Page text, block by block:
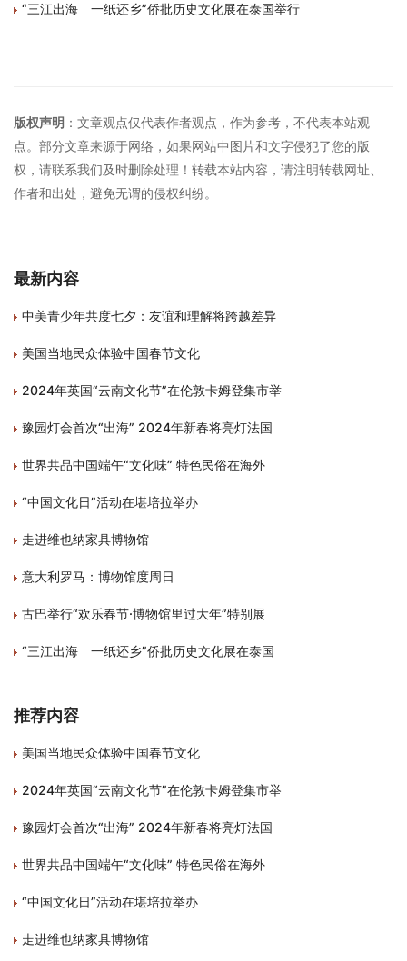
“三江出海 一纸还乡”侨批历史文化展在泰国举行
版权声明 ：文章观点仅代表作者观点，作为参考，不代表本站观
点。部分文章来源于网络，如果网站中图片和文字侵犯了您的版
权，请联系我们及时删除处理！转载本站内容，请注明转载网址、
作者和出处，避免无谓的侵权纠纷。
最新内容
中美青少年共度七夕：友谊和理解将跨越差异
美国当地民众体验中国春节文化
2024年英国“云南文化节”在伦敦卡姆登集市举
豫园灯会首次“出海” 2024年新春将亮灯法国
世界共品中国端午“文化味” 特色民俗在海外
“中国文化日”活动在堪培拉举办
走进维也纳家具博物馆
意大利罗马：博物馆度周日
古巴举行“欢乐春节·博物馆里过大年”特别展
“三江出海 一纸还乡”侨批历史文化展在泰国
推荐内容
美国当地民众体验中国春节文化
2024年英国“云南文化节”在伦敦卡姆登集市举
豫园灯会首次“出海” 2024年新春将亮灯法国
世界共品中国端午“文化味” 特色民俗在海外
“中国文化日”活动在堪培拉举办
走进维也纳家具博物馆